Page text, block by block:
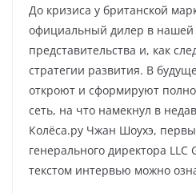
До кризиса у британской
официальный дилер в нашей
представительства и, как
стратегии развития. В
откроют и сформируют
сеть, на что намекнул в
Колёса.ру Чжан Шоухэ,
генерального директора
текстом интервью можно